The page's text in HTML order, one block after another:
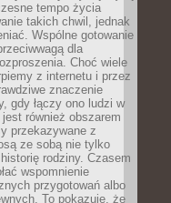
tempo życia
takich chwil, jednak
Wspólne gotowanie
dla
Choć wiele
z internetu i przez
znaczenie
gdy łączy ono ludzi w
również obszarem
przekazywane z
ze sobą nie tylko
rodziny. Czasem
wspomnienie
przygotowań albo
To pokazuje, że